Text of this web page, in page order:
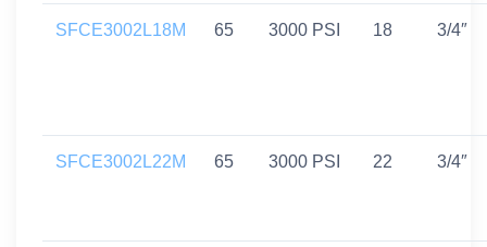
SFCE3002L18M 65 3000 PSI 18 3/4″
SFCE3002L22M 65 3000 PSI 22 3/4″